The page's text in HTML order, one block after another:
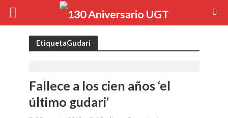
EtiquetaGudari
Fallece a los cien años ‘el
último gudari’